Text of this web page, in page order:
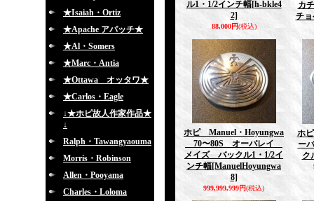
★Isaiah・Ortiz
★Apache アパッチ★
★Al・Somers
★Marc・Antia
★Ottawa オッタワ★
★Carlos・Eagle
↓★ホピ故人作家作品★
↓
Ralph・Tawangyaouma
Morris・Robinson
Allen・Pooyama
Charles・Loloma
ル1・1/2インチ幅[h-bkle4
2]
88,000円(税込)
カ
チ
ホピ Manuel・Hoyungwa
70〜80S オーバレイ
メイズ バックル1・1/2イ
ンチ幅[ManuelHoyungwa
8]
999,999,999円(税込)
ホ
ー
ク